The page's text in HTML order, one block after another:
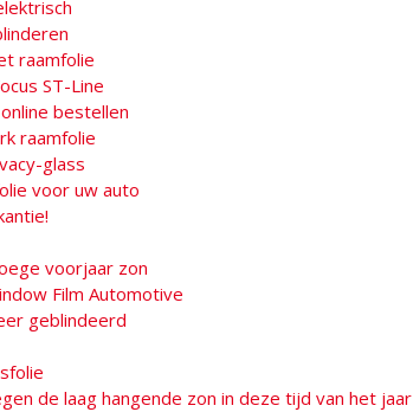
raamfolie
ST-Line
bestellen
raamfolie
glass
voor uw auto
voorjaar zon
Film Automotive
geblindeerd
de laag hangende zon in deze tijd van het jaar